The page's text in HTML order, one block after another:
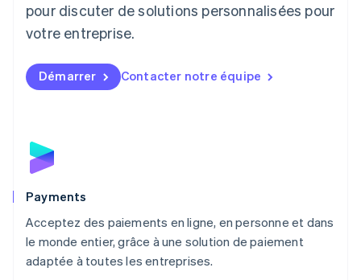
pour discuter de solutions personnalisées pour
votre entreprise.
Démarrer Contacter notre équipe
Payments
Acceptez des paiements en ligne, en personne et dans
le monde entier, grâce à une solution de paiement
adaptée à toutes les entreprises.
Luxembourg
FrançaisDeutschEnglish
English简体中文
Malte
Norvège
English
English
NederlandsEnglish
Pologne
English